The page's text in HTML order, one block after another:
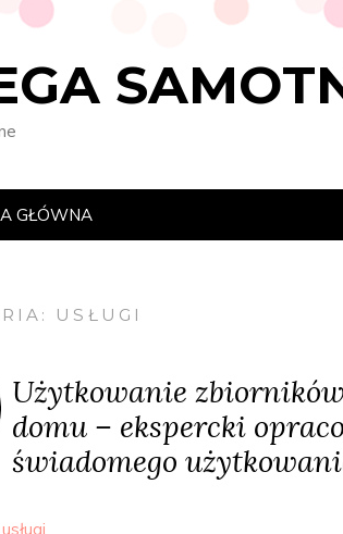
GŁÓWNA
USŁUGI
Użytkowanie
domu – ekspercki
świadomego
usługi